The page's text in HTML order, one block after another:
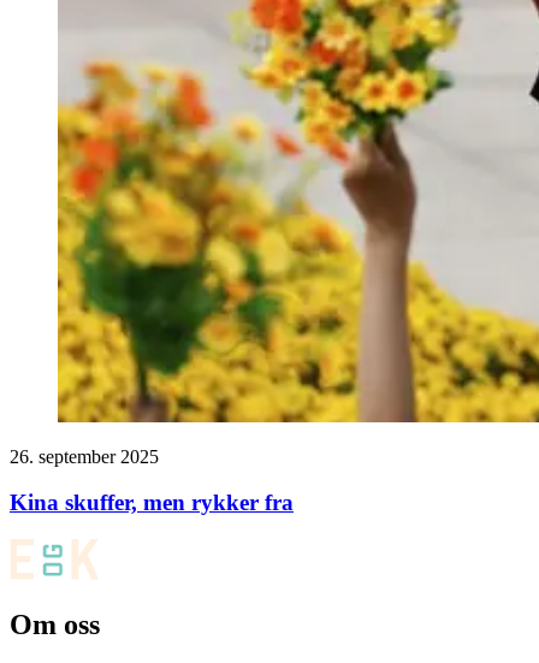
26. september 2025
Kina skuffer, men rykker fra
Om oss